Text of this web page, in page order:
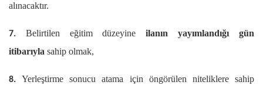
alınacaktır.
7. Belirtilen eğitim düzeyineilanın yayımlandığı gün
itibarıyla sahip olmak,
8. Yerleştirme sonucu atama için öngörülen niteliklere sahip